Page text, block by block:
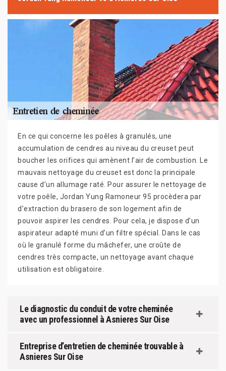
En ce qui concerne les poêles à granulés, une
accumulation de cendres au niveau du creuset peut
boucher les orifices qui amènent l’air de combustion. Le
mauvais nettoyage du creuset est donc la principale
cause d’un allumage raté. Pour assurer le nettoyage de
votre poêle, Jordan Yung Ramoneur 95 procèdera par
d’extraction du brasero de son logement afin de
pouvoir aspirer les cendres. Pour cela, je dispose d’un
aspirateur adapté muni d’un filtre spécial. Dans le cas
où le granulé forme du mâchefer, une croûte de
cendres très compacte, un nettoyage avant chaque
utilisation est obligatoire.
Le diagnostic du conduit de votre cheminée
avec un professionnel à Asnieres Sur Oise
Entreprise d’entretien de cheminée trouvable à
Asnieres Sur Oise